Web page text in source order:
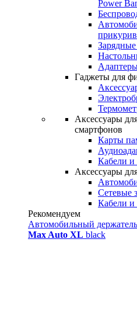
Power
Гаджеты для
Аксессуары
смартфонов
Карты
Кабели и
Аксессуары
Сетевые
Кабели и
Рекомендуем
Автомобильный
Max Auto XL black